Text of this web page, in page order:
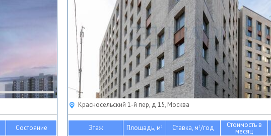
Состояние
Красносельский 1-й пер, д 15, Москва
Этаж Площадь, м2 Ставка, м2/год Стоимость в
месяц